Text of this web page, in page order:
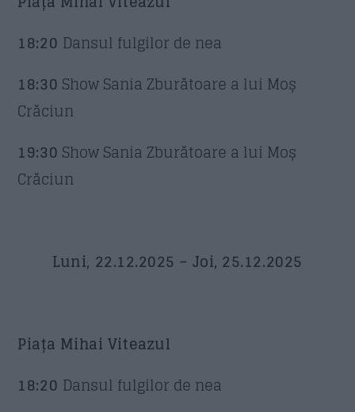
18:20 Dansul fulgilor de nea
18:30 Show Sania Zburătoare a lui Moș
Crăciun
19:30 Show Sania Zburătoare a lui Moș
Crăciun
Luni, 22.12.2025 – Joi, 25.12.2025
Piața Mihai Viteazul
18:20 Dansul fulgilor de nea